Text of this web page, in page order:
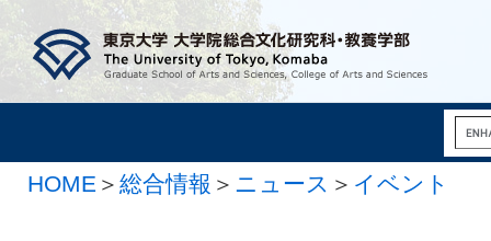
HOME ＞ 総合情報 ＞ ニュース ＞ イベント